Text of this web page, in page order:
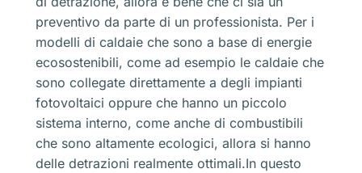
preventivo da parte di un professionista. Per i
modelli di caldaie che sono a base di energie
ecosostenibili, come ad esempio le caldaie che
sono collegate direttamente a degli impianti
fotovoltaici oppure che hanno un piccolo
sistema interno, come anche di combustibili
che sono altamente ecologici, allora si hanno
delle detrazioni realmente ottimali.In questo